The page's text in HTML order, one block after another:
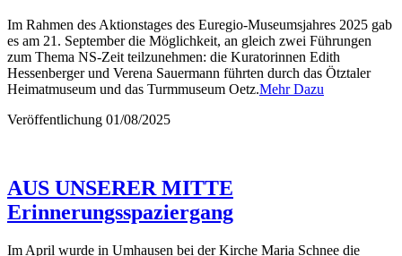
Im Rahmen des Aktionstages des Euregio-Museumsjahres 2025 gab
es am 21. September die Möglichkeit, an gleich zwei Führungen
zum Thema NS-Zeit teilzunehmen: die Kuratorinnen Edith
Hessenberger und Verena Sauermann führten durch das Ötztaler
Heimatmuseum und das Turmmuseum Oetz.Mehr Dazu
Veröffentlichung 01/08/2025
AUS UNSERER MITTE
Erinnerungsspaziergang
Im April wurde in Umhausen bei der Kirche Maria Schnee die